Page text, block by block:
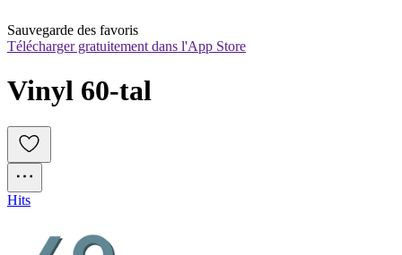
Sauvegarde des favoris
Télécharger gratuitement dans l'App Store
Vinyl 60-tal
Hits